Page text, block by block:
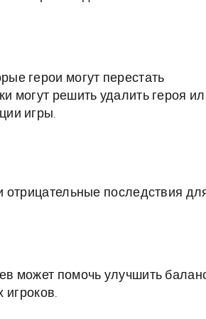
герои могут перестать
могут решить удалить героя
игры.
отрицательные последствия
может помочь улучшить
игроков.